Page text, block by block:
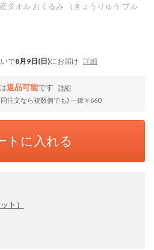
タオル おくるみ （きょうりゅう ブル
で8月9日(日)にお届け 詳細
返品可能です
詳細
注文なら複数個でも) 一律￥660
トに入れる
ト）